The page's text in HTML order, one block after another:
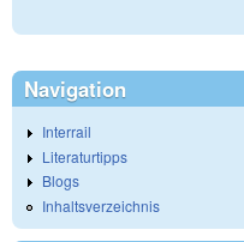
Navigation
Interrail
Literaturtipps
Blogs
Inhaltsverzeichnis